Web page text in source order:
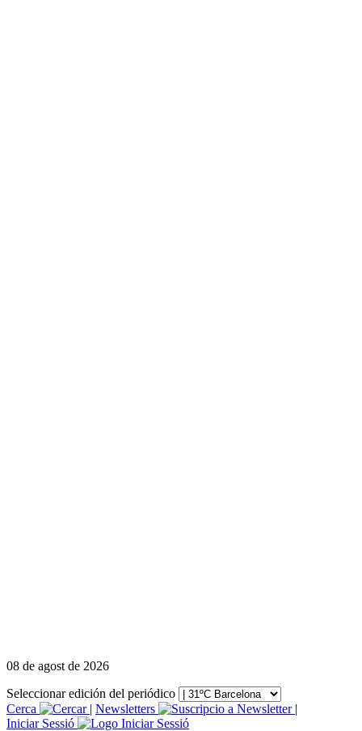
08 de agost de 2026
Seleccionar edición del periódico
Cerca
| Newsletters
|
Iniciar Sessió